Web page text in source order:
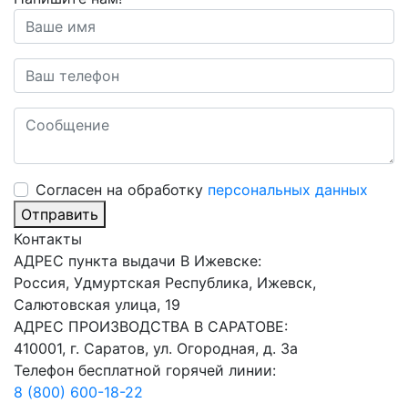
Cогласен на обработку персональных данных
Отправить
Контакты
АДРЕС пункта выдачи В Ижевске:
Россия, Удмуртская Республика, Ижевск,
Салютовская улица, 19
АДРЕС ПРОИЗВОДСТВА В САРАТОВЕ:
410001, г. Саратов, ул. Огородная, д. 3а
Телефон бесплатной горячей линии:
8 (800) 600-18-22